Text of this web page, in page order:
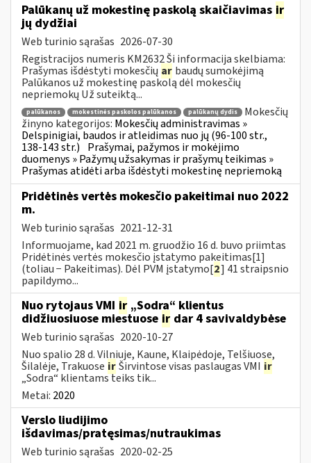
Palūkanų už mokestinę paskolą skaičiavimas ir
jų dydžiai
Web turinio sąrašas 2026-07-30
Registracijos numeris KM2632 Ši informacija skelbiama:
Prašymas išdėstyti mokesčių ar baudų sumokėjimą
Palūkanos už mokestinę paskolą dėl mokesčių
nepriemokų Už suteiktą...
palūkanos mokestinės paskolos palūkanos palūkanų dydis
Mokesčių
žinyno kategorijos: Mokesčių administravimas »
Delspinigiai, baudos ir atleidimas nuo jų (96-100 str.,
138-143 str.) Prašymai, pažymos ir mokėjimo
duomenys » Pažymų užsakymas ir prašymų teikimas »
Prašymas atidėti arba išdėstyti mokestinę nepriemoką
Pridėtinės vertės mokesčio pakeitimai nuo 2022
m.
Web turinio sąrašas 2021-12-31
Informuojame, kad 2021 m. gruodžio 16 d. buvo priimtas
Pridėtinės vertės mokesčio įstatymo pakeitimas[1]
(toliau − Pakeitimas). Dėl PVM įstatymo[2] 41 straipsnio
papildymo...
Nuo rytojaus VMI ir „Sodra“ klientus
didžiuosiuose miestuose ir dar 4 savivaldybėse
Web turinio sąrašas 2020-10-27
Nuo spalio 28 d. Vilniuje, Kaune, Klaipėdoje, Telšiuose,
Šilalėje, Trakuose irŠirvintose visas paslaugas VMI ir
„Sodra“ klientams teiks tik...
Metai: 2020
Verslo liudijimo
išdavimas/pratęsimas/nutraukimas
Web turinio sąrašas 2020-02-25